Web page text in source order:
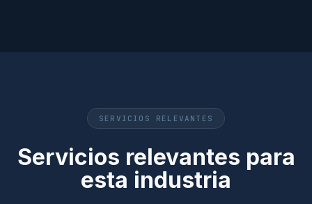
SERVICIOS RELEVANTES
Servicios relevantes para
esta industria